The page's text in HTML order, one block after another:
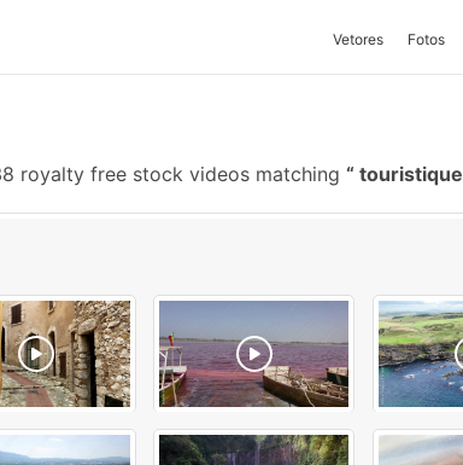
Vetores Fotos
royalty free stock videos matching touristique